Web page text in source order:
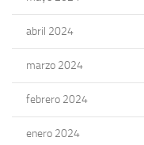
abril 2024
marzo 2024
febrero 2024
enero 2024